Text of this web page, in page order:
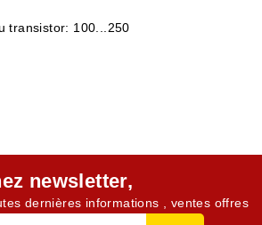
transistor: 100...250
newsletter,
dernières informations , ventes offres